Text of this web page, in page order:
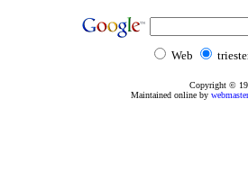
Web
Copyright ©
Maintained online by